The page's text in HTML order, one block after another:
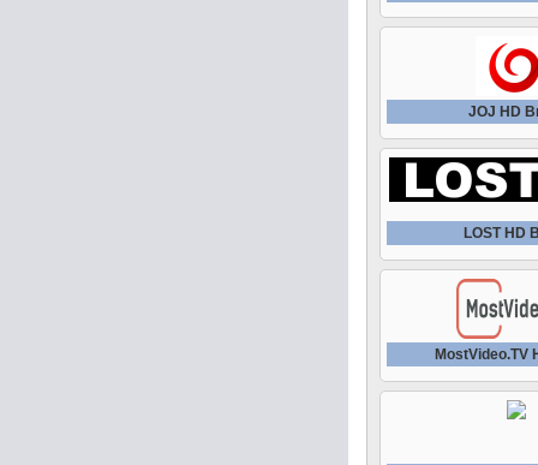
JOJ HD
LOST HD
MostVideo.TV